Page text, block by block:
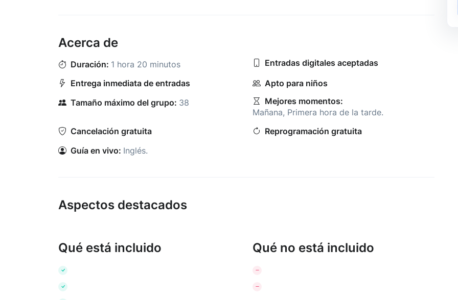
Acerca de
Duración: 1 hora 20 minutos
Entradas digitales aceptadas
Entrega inmediata de entradas
Apto para niños
Tamaño máximo del grupo: 38
Mejores momentos:
Mañana, Primera hora de la tarde.
Cancelación gratuita
Reprogramación gratuita
Guía en vivo: Inglés.
Aspectos destacados
Qué está incluido Qué no está incluido